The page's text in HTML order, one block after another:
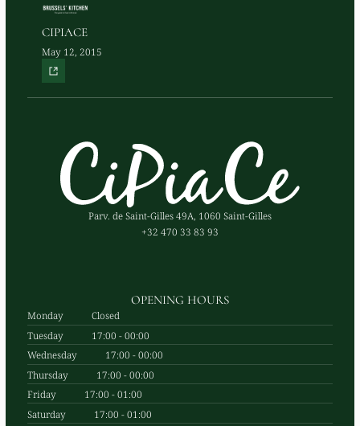
CIPIACE
May 12, 2015
Parv. de Saint-Gilles 49A, 1060 Saint-Gilles
+32 470 33 83 93
OPENING HOURS
Monday
Closed
Tuesday
17:00 - 00:00
Wednesday
17:00 - 00:00
Thursday
17:00 - 00:00
Friday
17:00 - 01:00
Saturday
17:00 - 01:00